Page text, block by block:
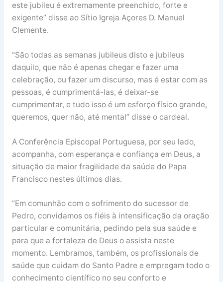
este jubileu é extremamente preenchido, forte e
exigente” disse ao Sítio Igreja Açores D. Manuel
Clemente.
“São todas as semanas jubileus disto e jubileus
daquilo, que não é apenas chegar e fazer uma
celebração, ou fazer um discurso, mas é estar com as
pessoas, é cumprimentá-las, é deixar-se
cumprimentar, e tudo isso é um esforço físico grande,
queremos, quer não, até mental” disse o cardeal.
A Conferência Episcopal Portuguesa, por seu lado,
acompanha, com esperança e confiança em Deus, a
situação de maior fragilidade da saúde do Papa
Francisco nestes últimos dias.
“Em comunhão com o sofrimento do sucessor de
Pedro, convidamos os fiéis à intensificação da oração
particular e comunitária, pedindo pela sua saúde e
para que a fortaleza de Deus o assista neste
momento. Lembramos, também, os profissionais de
saúde que cuidam do Santo Padre e empregam todo o
conhecimento científico no seu conforto e